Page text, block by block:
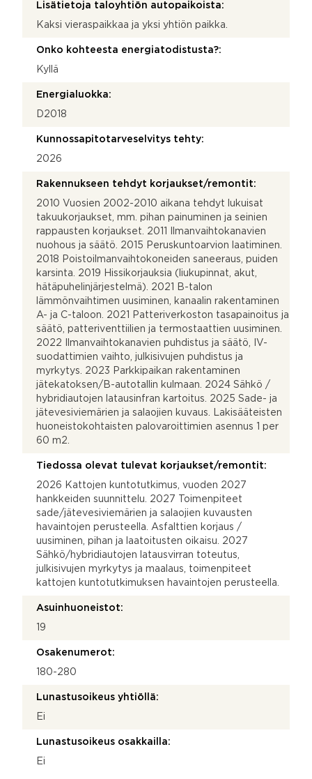
Lisätietoja taloyhtiön autopaikoista:
Kaksi vieraspaikkaa ja yksi yhtiön paikka.
Onko kohteesta energiatodistusta?:
Kyllä
Energialuokka:
D2018
Kunnossapitotarveselvitys tehty:
2026
Rakennukseen tehdyt korjaukset/remontit:
2010 Vuosien 2002-2010 aikana tehdyt lukuisat
takuukorjaukset, mm. pihan painuminen ja seinien
rappausten korjaukset. 2011 Ilmanvaihtokanavien
nuohous ja säätö. 2015 Peruskuntoarvion laatiminen.
2018 Poistoilmanvaihtokoneiden saneeraus, puiden
karsinta. 2019 Hissikorjauksia (liukupinnat, akut,
hätäpuhelinjärjestelmä). 2021 B-talon
lämmönvaihtimen uusiminen, kanaalin rakentaminen
A- ja C-taloon. 2021 Patteriverkoston tasapainoitus ja
säätö, patteriventtiilien ja termostaattien uusiminen.
2022 Ilmanvaihtokanavien puhdistus ja säätö, IV-
suodattimien vaihto, julkisivujen puhdistus ja
myrkytys. 2023 Parkkipaikan rakentaminen
jätekatoksen/B-autotallin kulmaan. 2024 Sähkö /
hybridiautojen latausinfran kartoitus. 2025 Sade- ja
jätevesiviemärien ja salaojien kuvaus. Lakisääteisten
huoneistokohtaisten palovaroittimien asennus 1 per
60 m2.
Tiedossa olevat tulevat korjaukset/remontit:
2026 Kattojen kuntotutkimus, vuoden 2027
hankkeiden suunnittelu. 2027 Toimenpiteet
sade/jätevesiviemärien ja salaojien kuvausten
havaintojen perusteella. Asfalttien korjaus /
uusiminen, pihan ja laatoitusten oikaisu. 2027
Sähkö/hybridiautojen latausvirran toteutus,
julkisivujen myrkytys ja maalaus, toimenpiteet
kattojen kuntotutkimuksen havaintojen perusteella.
Asuinhuoneistot:
19
Osakenumerot:
180-280
Lunastusoikeus yhtiöllä:
Ei
Lunastusoikeus osakkailla:
Ei